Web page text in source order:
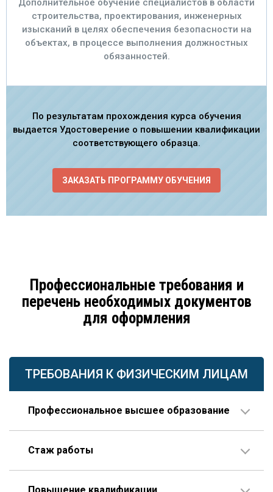
Дополнительное обучение специалистов в области
строительства, проектирования, инженерных
изысканий в целях обеспечения безопасности на
объектах, в процессе выполнения должностных
обязанностей.
По результатам прохождения курса обучения
выдается Удостоверение о повышении квалификации
соответствующего образца.
ЗАКАЗАТЬ ПРОГРАММУ ОБУЧЕНИЯ
Профессиональные требования и
перечень необходимых документов
для оформления
ТРЕБОВАНИЯ К ФИЗИЧЕСКИМ ЛИЦАМ
Профессиональное высшее образование
проектирования.
Стаж работы